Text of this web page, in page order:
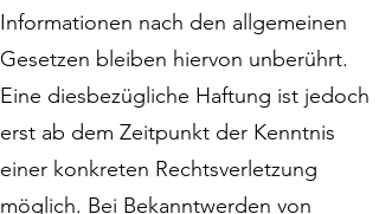
Informationen nach den allgemeinen
Gesetzen bleiben hiervon unberührt.
Eine diesbezügliche Haftung ist jedoch
erst ab dem Zeitpunkt der Kenntnis
einer konkreten Rechtsverletzung
möglich. Bei Bekanntwerden von